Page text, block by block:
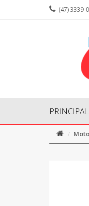
(47) 3339-
PRINCIPAL